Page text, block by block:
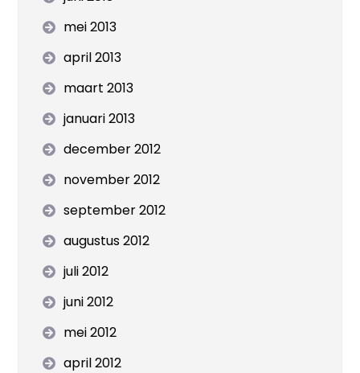
mei 2013
april 2013
maart 2013
januari 2013
december 2012
november 2012
september 2012
augustus 2012
juli 2012
juni 2012
mei 2012
april 2012